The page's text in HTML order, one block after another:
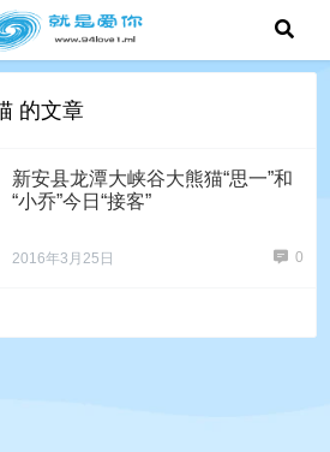
的文章
新安县龙潭大峡谷大熊猫“思一”和
“小乔”今日“接客”
2016年3月25日 0